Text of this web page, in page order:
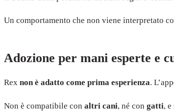
Un comportamento che non viene interpretato
Adozione per mani esperte e
Rex non è adatto come prima esperienza.
Non è compatibile con altri cani, né con gatti,